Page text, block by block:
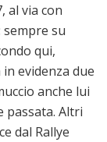
al via con
sempre su
qui,
evidenza due
anche lui
passata. Altri
dal Rallye